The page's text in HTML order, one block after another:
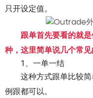
只开设定值。
跟单首先要看的就
种，这里简单说几个常见
1、一单一结
这种方式跟单比较
例跟都可以。